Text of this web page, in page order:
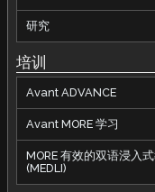
研究
培训
Avant ADVANCE
Avant MORE 学习
MORE 有效的双语浸入
(MEDLI)